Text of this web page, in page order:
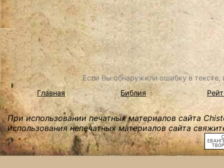
Если Вы обнаружили ошибку в
Главная
Библия
При использовании печатных материалов сайта
использования непечатных материалов сайта